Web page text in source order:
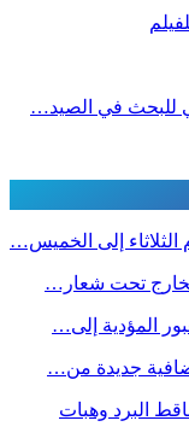
للبحث في الصيد…
إلى الخميس…
تحت شعار…
المؤدية إلى…
إضافية جديدة من…
البرد وهبات